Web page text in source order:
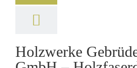
Holzwerke